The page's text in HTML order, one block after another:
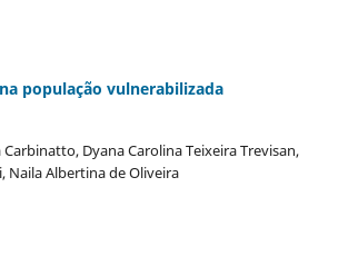
população vulnerabilizada
Dyana Carolina Teixeira Trevisan,
Naila Albertina de Oliveira